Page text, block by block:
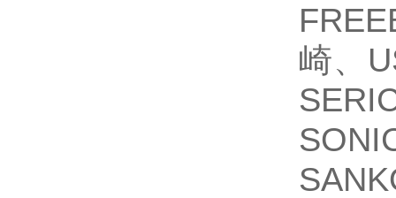
崎、